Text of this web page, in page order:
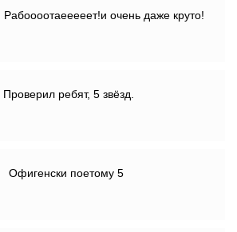
Рабоооотаееееет!и очень даже круто!
Проверил ребят, 5 звёзд.
Офигенски поетому 5